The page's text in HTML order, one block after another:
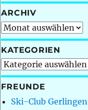
ARCHIV
Archiv
KATEGORIEN
Kategorien
FREUNDE
Ski-Club Gerlingen